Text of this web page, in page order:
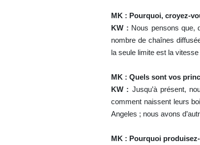
MK : Pourquoi, croyez-
KW : Nous pensons que,
nombre de chaînes
la seule limite est la
MK : Quels sont vos
KW : Jusqu’à présent,
comment naissent leurs
Angeles ; nous avons
MK : Pourquoi